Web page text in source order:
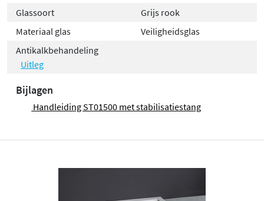
Glassoort
Grijs rook
Materiaal glas
Veiligheidsglas
Antikalkbehandeling
Uitleg
Bijlagen
Handleiding ST01500 met stabilisatiestang